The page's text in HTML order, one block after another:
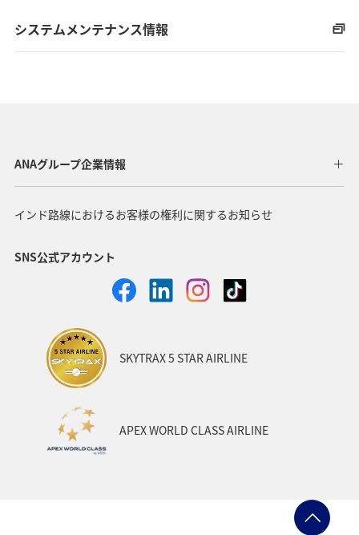
システムメンテナンス情報
ANAグループ企業情報
インド路線におけるお客様の権利に関するお知らせ
SNS公式アカウント
SKYTRAX 5 STAR AIRLINE
APEX WORLD CLASS AIRLINE